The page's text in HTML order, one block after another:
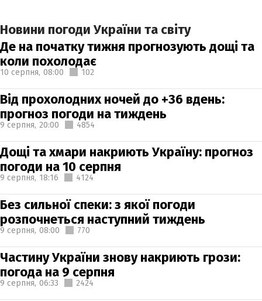
Новини погоди України та світу
Де на початку тижня прогнозують дощі та
коли похолодає
10 серпня, 08:00 102
Від прохолодних ночей до +36 вдень:
прогноз погоди на тиждень
9 серпня, 20:00 4854
Дощі та хмари накриють Україну: прогноз
погоди на 10 серпня
9 серпня, 18:16 4124
Без сильної спеки: з якої погоди
розпочнеться наступний тиждень
9 серпня, 08:00 770
Частину України знову накриють грози:
погода на 9 серпня
9 серпня, 06:33 2424